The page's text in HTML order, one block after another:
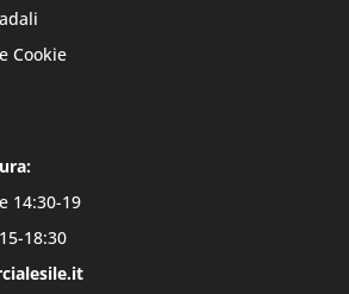
Cookie
14:30-19
18:30